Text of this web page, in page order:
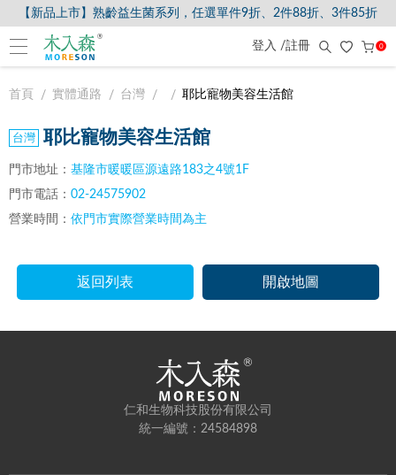
【新品上市】熟齡益生菌系列，任選單件9折、2件88折、3件85折
登入 /註冊 0
首頁 實體通路 台灣 耶比寵物美容生活館
耶比寵物美容生活館
門市地址： 基隆市暖暖區源遠路183之4號1F
門市電話： 02-24575902
營業時間： 依門市實際營業時間為主
返回列表 開啟地圖
仁和生物科技股份有限公司
統一編號：24584898